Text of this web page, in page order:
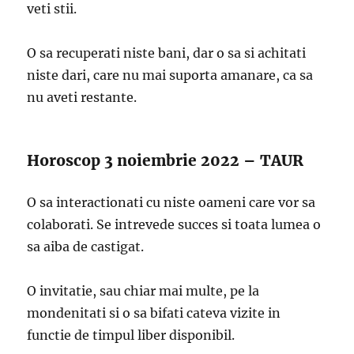
veti stii.
O sa recuperati niste bani, dar o sa si achitati
niste dari, care nu mai suporta amanare, ca sa
nu aveti restante.
Horoscop 3 noiembrie 2022 – TAUR
O sa interactionati cu niste oameni care vor sa
colaborati. Se intrevede succes si toata lumea o
sa aiba de castigat.
O invitatie, sau chiar mai multe, pe la
mondenitati si o sa bifati cateva vizite in
functie de timpul liber disponibil.